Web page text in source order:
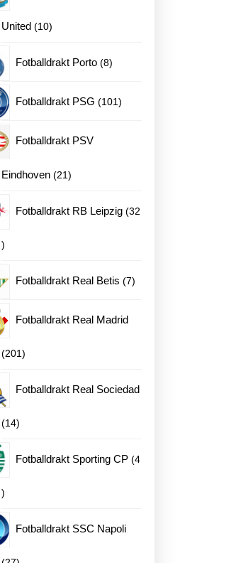
United 1010
Fotballdrakt Porto 88
Fotballdrakt PSG 101101
Fotballdrakt PSV
Eindhoven 2121
Fotballdrakt RB Leipzig 32
32
produkter
Fotballdrakt Real Betis 77
Fotballdrakt Real Madrid
201201
produkter
Fotballdrakt Real Sociedad
1414
produkter
Fotballdrakt Sporting CP 4
4
produkter
Fotballdrakt SSC Napoli